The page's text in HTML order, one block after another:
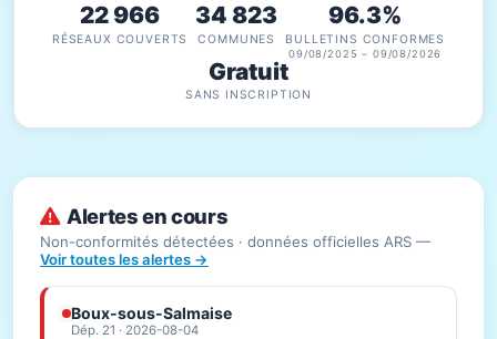
22 966
RÉSEAUX COUVERTS
34 823
COMMUNES
96.3%
BULLETINS CONFORMES
09/08/2025 – 09/08/2026
Gratuit
SANS INSCRIPTION
Alertes en cours
Non-conformités détectées · données officielles ARS —
Voir toutes les alertes →
Boux-sous-Salmaise
Dép. 21 · 2026-08-04